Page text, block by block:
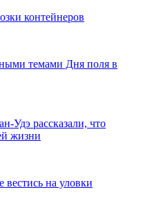
контейнеров
темами Дня поля в
Удэ рассказали, что
жизни
на уловки